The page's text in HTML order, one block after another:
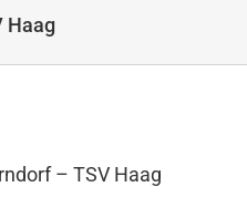
Haag
– TSV Haag